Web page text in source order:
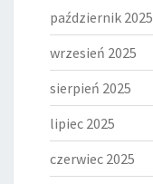
październik 2025
wrzesień 2025
sierpień 2025
lipiec 2025
czerwiec 2025